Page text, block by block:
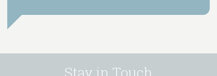
Stay in Touch